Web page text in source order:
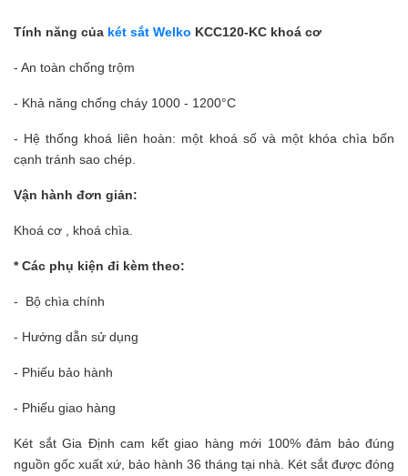
Tính năng của két sắt Welko KCC120-KC khoá cơ
- An toàn chống trộm
- Khả năng chống cháy 1000 - 1200°C
- Hệ thống khoá liên hoàn: một khoá số và một khóa chìa bốn
cạnh tránh sao chép.
Vận hành đơn giản:
Khoá cơ , khoá chìa.
* Các phụ kiện đi kèm theo:
- Bộ chìa chính
- Hướng dẫn sử dụng
- Phiếu bảo hành
- Phiếu giao hàng
Két sắt Gia Định cam kết giao hàng mới 100% đảm bảo đúng
nguồn gốc xuất xứ, bảo hành 36 tháng tại nhà. Két sắt được đóng